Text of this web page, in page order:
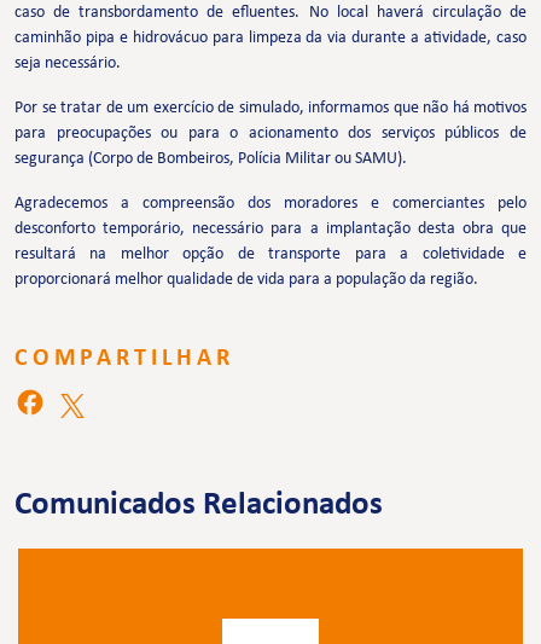
caso de transbordamento de efluentes. No local haverá circulação de
caminhão pipa e hidrovácuo para limpeza da via durante a atividade, caso
seja necessário.
Por se tratar de um exercício de simulado, informamos que não há motivos
para preocupações ou para o acionamento dos serviços públicos de
segurança (Corpo de Bombeiros, Polícia Militar ou SAMU).
Agradecemos a compreensão dos moradores e comerciantes pelo
desconforto temporário, necessário para a implantação desta obra que
resultará na melhor opção de transporte para a coletividade e
proporcionará melhor qualidade de vida para a população da região.
COMPARTILHAR
Comunicados Relacionados